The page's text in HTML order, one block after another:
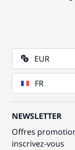
EUR
FR
NEWSLETTER
Offres
inscrivez-vous